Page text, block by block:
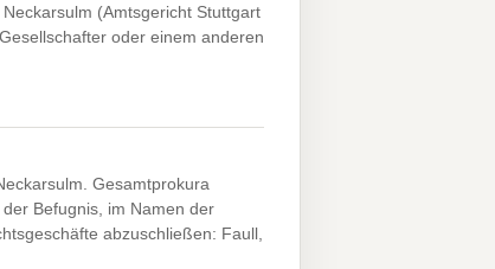
(Amtsgericht Stuttgart
oder einem anderen
Gesamtprokura
Befugnis, im Namen der
abzuschließen: Faull,